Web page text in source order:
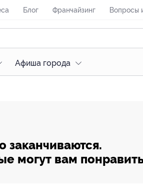
Блог Франчайзинг Вопросы
Афиша города
могут вам